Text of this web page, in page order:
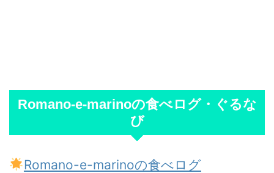
Romano-e-marinoの食べログ・ぐるな
び
Romano-e-marinoの食べログ